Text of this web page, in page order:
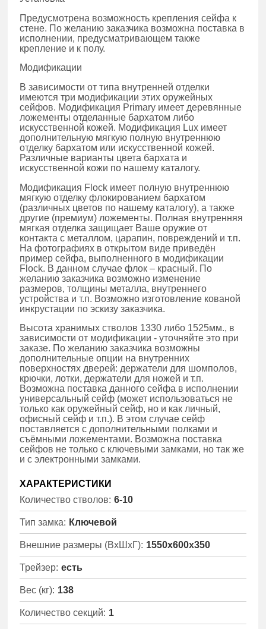
Предусмотрена возможность крепления сейфа к
стене. По желанию заказчика возможна поставка в
исполнении, предусматривающем также
крепление и к полу.
Модификации
В зависимости от типа внутренней отделки
имеются три модификации этих оружейных
сейфов. Модификация Primary имеет деревянные
ложементы отделанные бархатом либо
искусственной кожей. Модификация Lux имеет
дополнительную мягкую полную внутреннюю
отделку бархатом или искусственной кожей.
Различные варианты цвета бархата и
искусственной кожи по нашему каталогу.
Модификация Flock имеет полную внутреннюю
мягкую отделку флокированием бархатом
(различных цветов по нашему каталогу), а также
другие (премиум) ложементы. Полная внутренняя
мягкая отделка защищает Ваше оружие от
контакта с металлом, царапин, повреждений и т.п.
На фотографиях в открытом виде приведён
пример сейфа, выполненного в модификации
Flock. В данном случае флок – красный. По
желанию заказчика возможно изменение
размеров, толщины металла, внутреннего
устройства и т.п. Возможно изготовление кованой
инкрустации по эскизу заказчика.
Высота хранимых стволов 1330 либо 1525мм., в
зависимости от модификации - уточняйте это при
заказе. По желанию заказчика возможны
дополнительные опции на внутренних
поверхностях дверей: держатели для шомполов,
крючки, лотки, держатели для ножей и т.п.
Возможна поставка данного сейфа в исполнении
универсальный сейф (может использоваться не
только как оружейный сейф, но и как личный,
офисный сейф и т.п.). В этом случае сейф
поставляется с дополнительными полками и
съёмными ложементами. Возможна поставка
сейфов не только с ключевыми замками, но так же
и с электронными замками.
ХАРАКТЕРИСТИКИ
Количество стволов: 6-10
Тип замка: Ключевой
Внешние размеры (ВхШхГ): 1550x600x350
Трейзер: есть
Вес (кг): 138
Количество секций: 1